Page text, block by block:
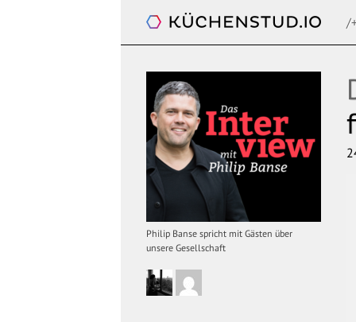
Das Interview. Mit Philip Banse
/
Philip Banse spricht mit Gästen über
unsere Gesellschaft